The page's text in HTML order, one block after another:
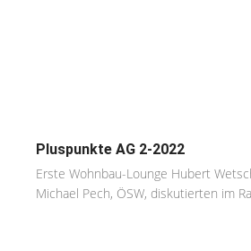
Pluspunkte AG 2-2022
Erste Wohnbau-Lounge Hubert
Michael Pech, ÖSW, diskutierten im